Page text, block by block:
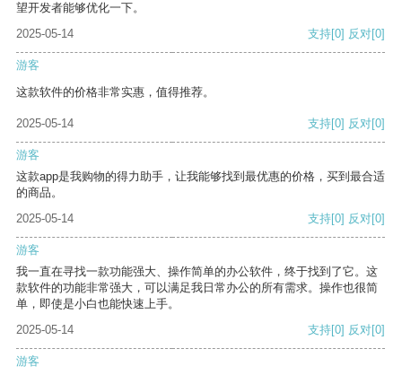
望开发者能够优化一下。
2025-05-14
支持[0] 反对[0]
游客
这款软件的价格非常实惠，值得推荐。
2025-05-14 支持[0] 反对[0]
游客
这款app是我购物的得力助手，让我能够找到最优惠的价格，买到最合适
的商品。
2025-05-14
支持[0] 反对[0]
游客
我一直在寻找一款功能强大、操作简单的办公软件，终于找到了它。这
款软件的功能非常强大，可以满足我日常办公的所有需求。操作也很简
单，即使是小白也能快速上手。
2025-05-14
支持[0] 反对[0]
游客